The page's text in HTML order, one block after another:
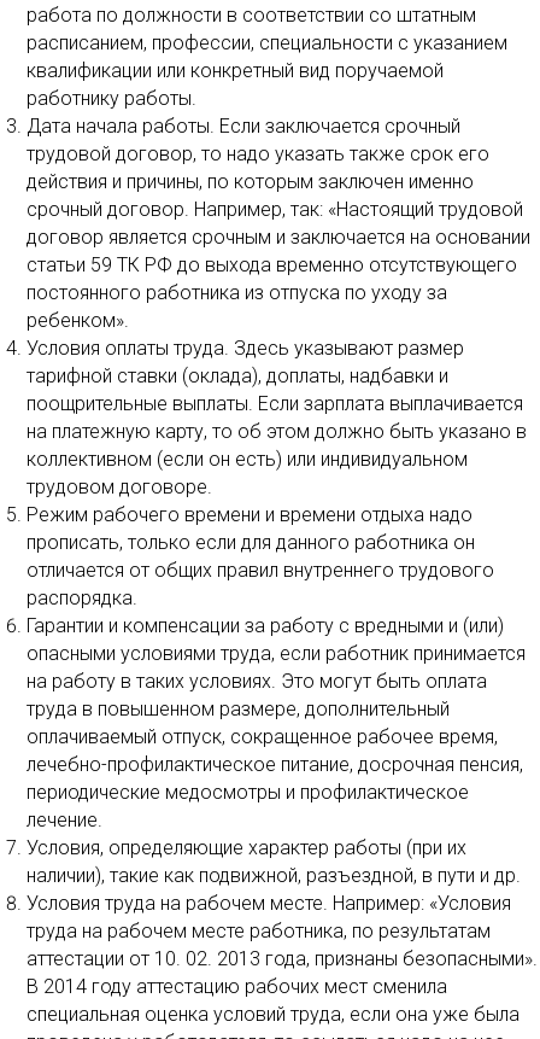
работа по должности в соответствии со штатным
расписанием, профессии, специальности с указанием
квалификации или конкретный вид поручаемой
работнику работы.
Дата начала работы. Если заключается срочный
трудовой договор, то надо указать также срок его
действия и причины, по которым заключен именно
срочный договор. Например, так: «Настоящий трудовой
договор является срочным и заключается на основании
статьи 59 ТК РФ до выхода временно отсутствующего
постоянного работника из отпуска по уходу за
ребенком».
Условия оплаты труда. Здесь указывают размер
тарифной ставки (оклада), доплаты, надбавки и
поощрительные выплаты. Если зарплата выплачивается
на платежную карту, то об этом должно быть указано в
коллективном (если он есть) или индивидуальном
трудовом договоре.
Режим рабочего времени и времени отдыха надо
прописать, только если для данного работника он
отличается от общих правил внутреннего трудового
распорядка.
Гарантии и компенсации за работу с вредными и (или)
опасными условиями труда, если работник принимается
на работу в таких условиях. Это могут быть оплата
труда в повышенном размере, дополнительный
оплачиваемый отпуск, сокращенное рабочее время,
лечебно-профилактическое питание, досрочная пенсия,
периодические медосмотры и профилактическое
лечение.
Условия, определяющие характер работы (при их
наличии), такие как подвижной, разъездной, в пути и др.
Условия труда на рабочем месте. Например: «Условия
труда на рабочем месте работника, по результатам
аттестации от 10. 02. 2013 года, признаны безопасными».
В 2014 году аттестацию рабочих мест сменила
специальная оценка условий труда, если она уже была